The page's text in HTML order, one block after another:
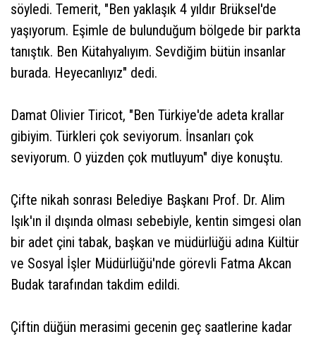
söyledi. Temerit, "Ben yaklaşık 4 yıldır Brüksel'de
yaşıyorum. Eşimle de bulunduğum bölgede bir parkta
tanıştık. Ben Kütahyalıyım. Sevdiğim bütün insanlar
burada. Heyecanlıyız" dedi.
Damat Olivier Tiricot, "Ben Türkiye'de adeta krallar
gibiyim. Türkleri çok seviyorum. İnsanları çok
seviyorum. O yüzden çok mutluyum" diye konuştu.
Çifte nikah sonrası Belediye Başkanı Prof. Dr. Alim
Işık'ın il dışında olması sebebiyle, kentin simgesi olan
bir adet çini tabak, başkan ve müdürlüğü adına Kültür
ve Sosyal İşler Müdürlüğü'nde görevli Fatma Akcan
Budak tarafından takdim edildi.
Çiftin düğün merasimi gecenin geç saatlerine kadar